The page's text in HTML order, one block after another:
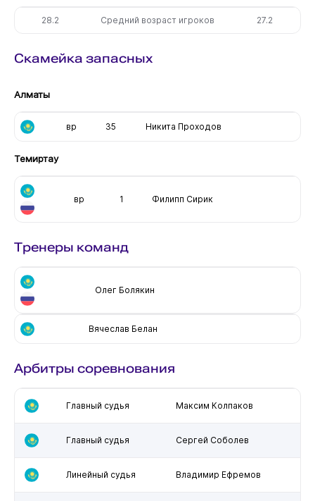
28.2 Средний возраст игроков 27.2
Скамейка запасных
Алматы
вр 35 Никита Проходов
Темиртау
вр 1 Филипп Сирик
Тренеры команд
Олег Болякин
Вячеслав Белан
Арбитры соревнования
Главный судья Максим Колпаков
Главный судья Сергей Соболев
Линейный судья Владимир Ефремов